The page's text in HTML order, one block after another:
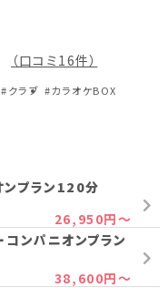
（口コミ16件）
#クラブ #カラオケBOX
ンプラン120分
26,950円～
コンパニオンプラン
38,600円～